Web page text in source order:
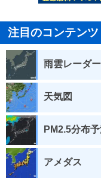
注目のコンテンツ
雨雲レーダー
天気図
PM2.5分布予
アメダス